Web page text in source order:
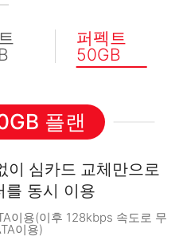
퍼펙트
50GB
플랜
이 심카드 교체만으로
를 동시 이용
이용(이후 128kbps 속도로 무
이용)